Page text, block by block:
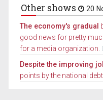
Other shows 20
The economy's gradual
good news for pretty
for a media organization.
Despite the improving
points by the national